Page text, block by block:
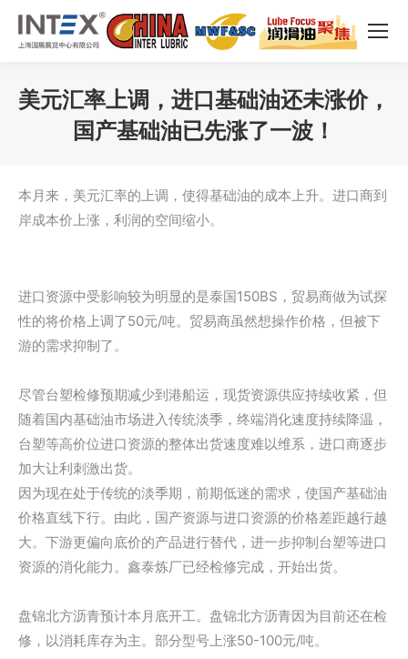
美元汇率上调，进口基础油还未涨价，
国产基础油已先涨了一波！
本月来，美元汇率的上调，使得基础油的成本上升。进口商到
岸成本价上涨，利润的空间缩小。
进口资源中受影响较为明显的是泰国150BS，贸易商做为试探
性的将价格上调了50元/吨。贸易商虽然想操作价格，但被下
游的需求抑制了。
尽管台塑检修预期减少到港船运，现货资源供应持续收紧，但
随着国内基础油市场进入传统淡季，终端消化速度持续降温，
台塑等高价位进口资源的整体出货速度难以维系，进口商逐步
加大让利刺激出货。
因为现在处于传统的淡季期，前期低迷的需求，使国产基础油
价格直线下行。由此，国产资源与进口资源的价格差距越行越
大。下游更偏向底价的产品进行替代，进一步抑制台塑等进口
资源的消化能力。鑫泰炼厂已经检修完成，开始出货。
盘锦北方沥青预计本月底开工。盘锦北方沥青因为目前还在检
修，以消耗库存为主。部分型号上涨50-100元/吨。